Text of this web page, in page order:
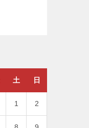
土 日
1 2